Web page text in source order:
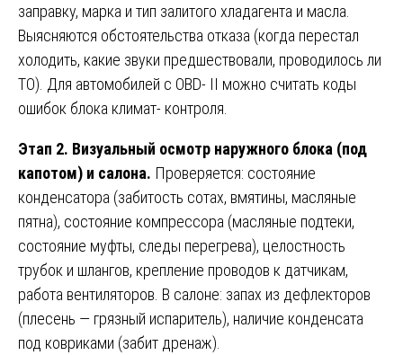
заправку, марка и тип залитого хладагента и масла.
Выясняются обстоятельства отказа (когда перестал
холодить, какие звуки предшествовали, проводилось ли
ТО). Для автомобилей с OBD- II можно считать коды
ошибок блока климат- контроля.
Этап 2. Визуальный осмотр наружного блока (под
капотом) и салона. Проверяется: состояние
конденсатора (забитость сотах, вмятины, масляные
пятна), состояние компрессора (масляные подтеки,
состояние муфты, следы перегрева), целостность
трубок и шлангов, крепление проводов к датчикам,
работа вентиляторов. В салоне: запах из дефлекторов
(плесень — грязный испаритель), наличие конденсата
под ковриками (забит дренаж).